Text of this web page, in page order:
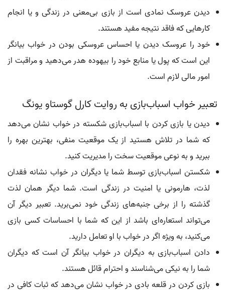
دیدن عروسک نمادی است از بازی بی‌معنی در زندگی و یا انجام
کارهایی که فاقد نتیجه مفید هستند.
خود را عروسک دیدن یا احساس عروسکی بودن در خواب بیانگر
این است که پول یا منابع خود را بیهوده هدر می‌دهید و مراقبت از
امور مالی لازم است.
تعبیر خواب اسباب‌بازی به روایت کارل گوستاو یونگ
دیدن یا بازی کردن با اسباب‌بازی شکسته در خواب نشان می‌دهد
که شما در تلاش هستید از یک موقعیت منفی، بهترین بهره را
ببرید و به نوعی موقعیت سخت را مدیریت کنید.
شکستن اسباب‌بازی توسط شما یا دیگران در خواب نشانه فقدان
لذت، هارمونی یا امنیت در زندگی است. شما دیگر همان لذت
گذشته را از برخی جنبه‌های زندگی خود نمی‌برید. تعبیر دیگر آن
می‌تواند استعاره‌ای باشد از این که شما با احساسات کسی بازی
می‌کنید، به ویژه اگر در خواب با او تعامل دارید.
دادن اسباب‌بازی به دیگران در خواب بیانگر آن است که دیگران
شما را به نیکی می‌شناسند و احترام قائل هستند.
بازی کردن در قلعه بادی در خواب نشان می‌دهد که ثبات کافی در